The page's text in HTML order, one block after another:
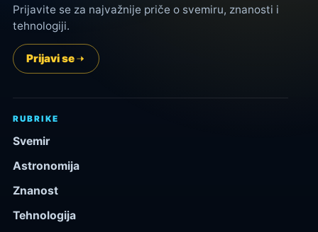
Prijavite se za najvažnije priče o svemiru, znanosti i
tehnologiji.
Prijavi se
RUBRIKE
Svemir
Astronomija
Znanost
Tehnologija